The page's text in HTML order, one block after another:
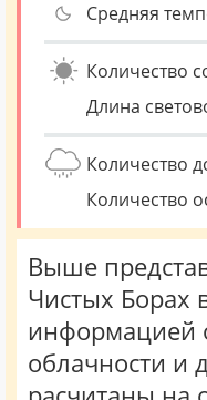
Средняя
Количество
Длина
Количество
Количество
Выше
Чистых Борах
информацией
облачности и